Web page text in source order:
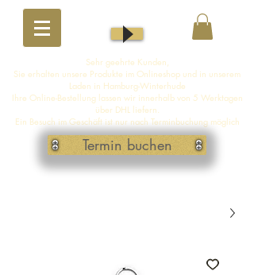
Sehr geehrte Kunden,
Sie erhalten unsere Produkte im Onlineshop und in unserem
Laden in Hamburg-Winterhude
Ihre Online-Bestellung lassen wir innerhalb von 5 Werktagen
über DHL liefern.
Ein Besuch im Geschäft ist nur nach Terminbuchung möglich
Termin buchen